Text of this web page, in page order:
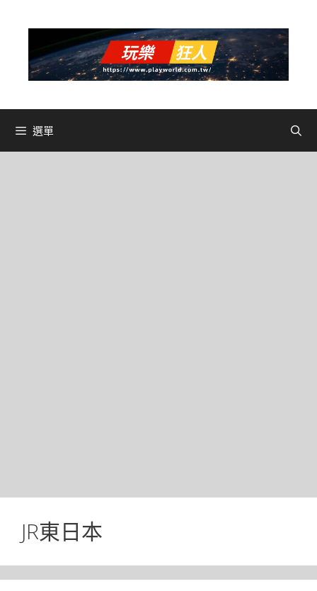
選單
JR東日本